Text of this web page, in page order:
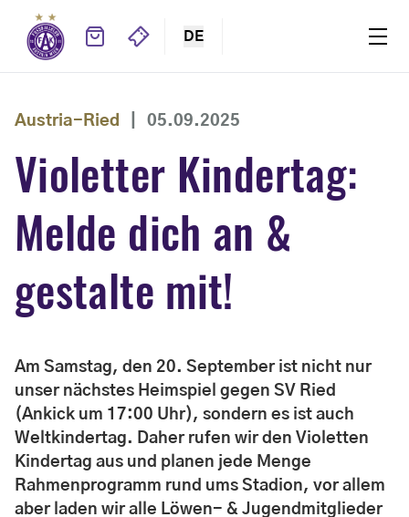
DE
Austria-Ried 05.09.2025
Violetter Kindertag:
Melde dich an &
gestalte mit!
Am Samstag, den 20. September ist nicht nur
unser nächstes Heimspiel gegen SV Ried
(Ankick um 17:00 Uhr), sondern es ist auch
Weltkindertag. Daher rufen wir den Violetten
Kindertag aus und planen jede Menge
Rahmenprogramm rund ums Stadion, vor allem
aber laden wir alle Löwen- & Jugendmitglieder